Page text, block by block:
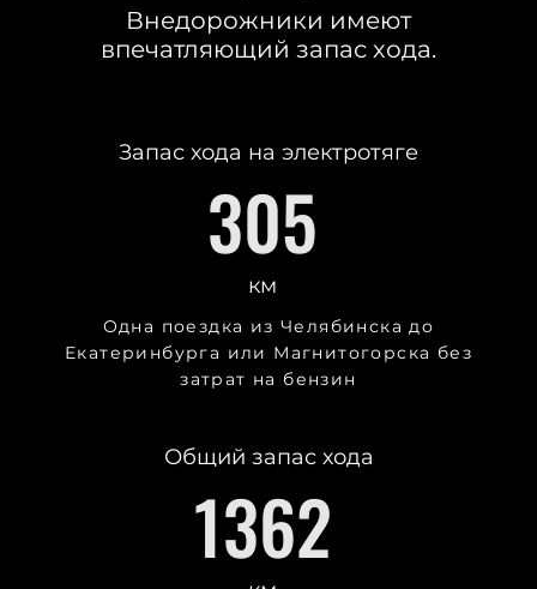
Внедорожники имеют
впечатляющий запас хода.
Запас хода на электротяге
305
км
Одна поездка из Челябинска до
Екатеринбурга или Магнитогорска без
затрат на бензин
Общий запас хода
1362